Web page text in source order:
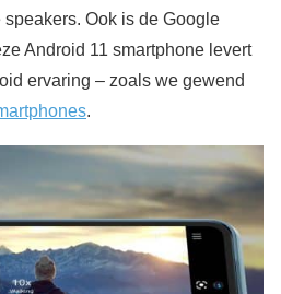
Ook is de Google
Android 11 smartphone levert
ervaring – zoals we gewend
.